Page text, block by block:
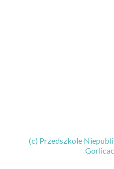
(c) Przedszkole